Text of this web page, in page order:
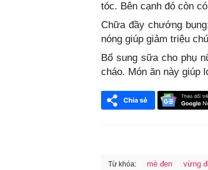
tóc. Bên cạnh đó còn
Chữa đầy chướng
nóng giúp giảm triệu
Bổ sung sữa cho phụ
cháo. Món ăn này giúp
Từ khóa: mè đen vừng